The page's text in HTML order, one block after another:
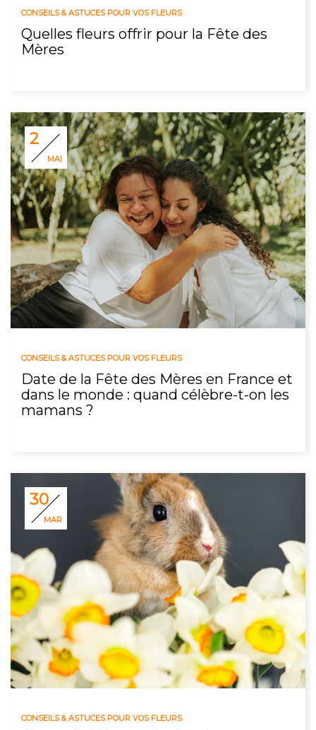
CONSEILS & ASTUCES POUR VOS FLEURS
Quelles fleurs offrir pour la Fête des
Mères
2
MAI
CONSEILS & ASTUCES POUR VOS FLEURS
Date de la Fête des Mères en France et
dans le monde : quand célèbre-t-on les
mamans ?
30
MAR
CONSEILS & ASTUCES POUR VOS FLEURS